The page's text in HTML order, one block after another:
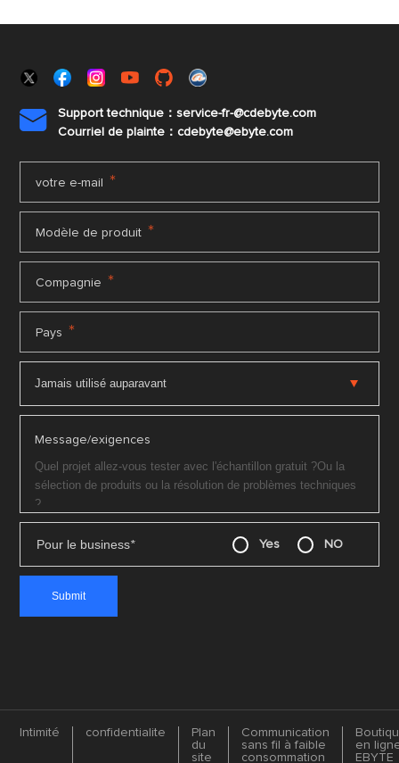

Support technique：service-fr-@cdebyte.com
Courriel de plainte：cdebyte@ebyte.com
votre e-mail *
Modèle de produit *
Compagnie *
Pays *
Message/exigences
Pour le business* Yes NO
Intimité confidentialite
Plan
du
site
Communication
sans fil à faible
consommation
en
EBYTE